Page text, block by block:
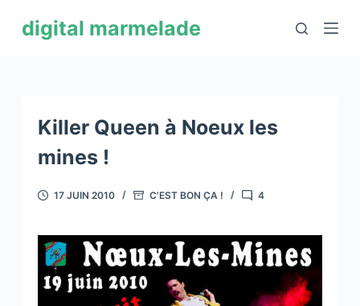
digital marmelade
Killer Queen à Noeux les
mines !
17 JUIN 2010 C'EST BON ÇA ! 4